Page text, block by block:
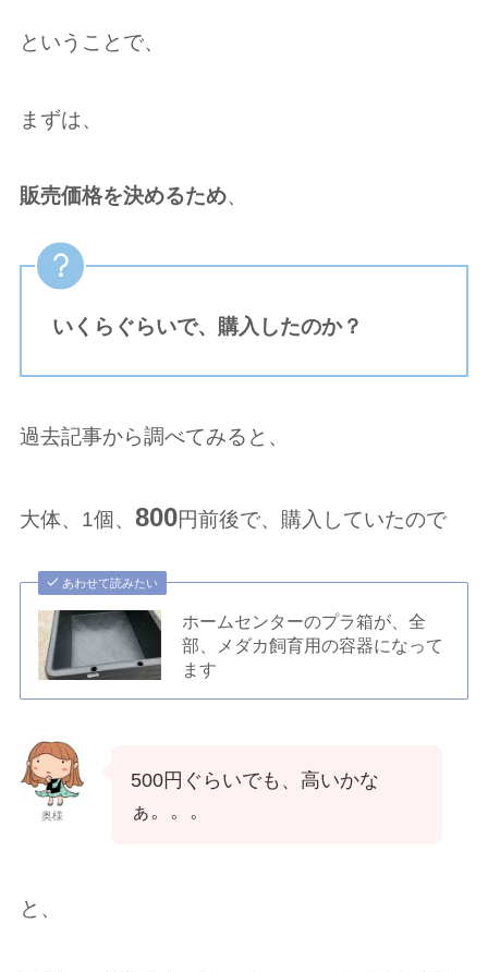
ということで、
まずは、
販売価格を決めるため、
いくらぐらいで、購入したのか？
過去記事から調べてみると、
大体、1個、 800円前後で、購入していたので
あわせて読みたい
ホームセンターのプラ箱が、全
部、メダカ飼育用の容器になって
ます
奥様
500円ぐらいでも、高いかな
ぁ。。。
と、